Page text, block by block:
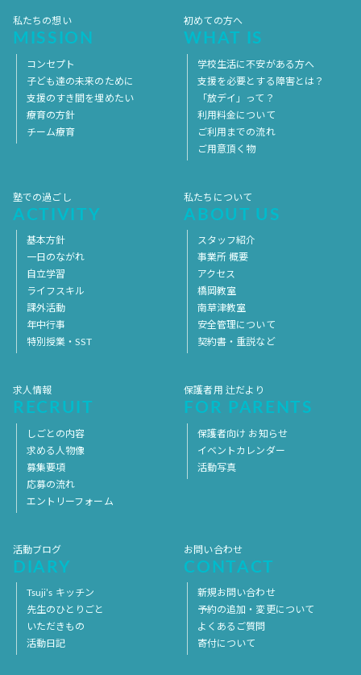
私たちの想い
MISSION
コンセプト
子ども達の未来のために
支援のすき間を埋めたい
療育の方針
チーム療育
初めての方へ
WHAT IS
学校生活に不安がある方へ
支援を必要とする障害とは？
「放デイ」って？
利用料金について
ご利用までの流れ
ご用意頂く物
塾での過ごし
ACTIVITY
基本方針
一日のながれ
自立学習
ライフスキル
課外活動
年中行事
特別授業・SST
私たちについて
ABOUT US
スタッフ紹介
事業所 概要
アクセス
橋岡教室
南草津教室
安全管理について
契約書・重説など
求人情報
RECRUIT
しごとの内容
求める人物像
募集要項
応募の流れ
エントリーフォーム
保護者用 辻だより
FOR PARENTS
保護者向け お知らせ
イベントカレンダー
活動写真
活動ブログ
DIARY
Tsuji’s キッチン
先生のひとりごと
いただきもの
活動日記
お問い合わせ
CONTACT
新規お問い合わせ
予約の追加・変更について
よくあるご質問
寄付について